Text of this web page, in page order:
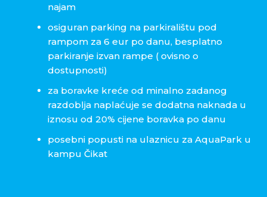
najam
osiguran parking na parkiralištu pod
rampom za 6 eur po danu, besplatno
parkiranje izvan rampe ( ovisno o
dostupnosti)
za boravke kreće od minalno zadanog
razdoblja naplaćuje se dodatna naknada u
iznosu od 20% cijene boravka po danu
posebni popusti na ulaznicu za AquaPark u
kampu Čikat